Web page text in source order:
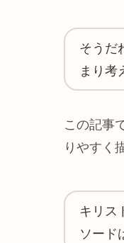
そうだ
まり考
この記事
りやすく
キリス
ソード